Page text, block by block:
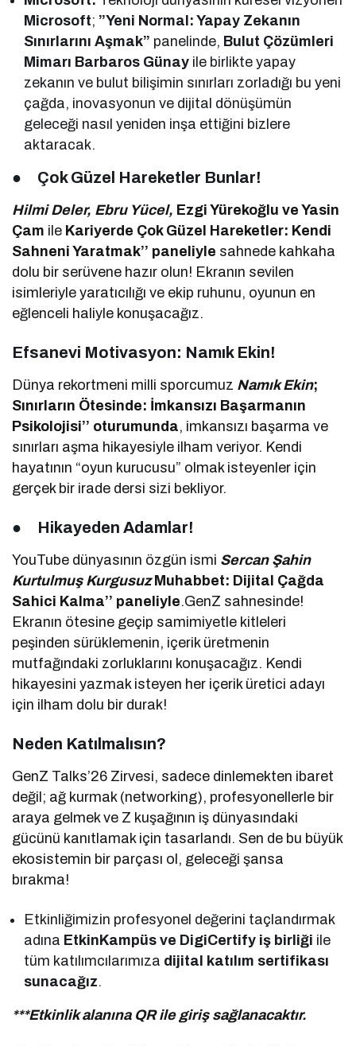
Microsoft; ”Yeni Normal: Yapay Zekanın
Sınırlarını Aşmak” panelinde, Bulut Çözümleri
Mimarı Barbaros Günay ile birlikte yapay
zekanın ve bulut bilişimin sınırları zorladığı bu yeni
çağda, inovasyonun ve dijital dönüşümün
geleceği nasıl yeniden inşa ettiğini bizlere
aktaracak.
● Çok Güzel Hareketler Bunlar!
Hilmi Deler, Ebru Yücel, Ezgi Yürekoğlu ve Yasin
Çam ile Kariyerde Çok Güzel Hareketler: Kendi
Sahneni Yaratmak’’ paneliyle sahnede kahkaha
dolu bir serüvene hazır olun! Ekranın sevilen
isimleriyle yaratıcılığı ve ekip ruhunu, oyunun en
eğlenceli haliyle konuşacağız.
Efsanevi Motivasyon: Namık Ekin!
Dünya rekortmeni milli sporcumuz Namık Ekin;
Sınırların Ötesinde: İmkansızı Başarmanın
Psikolojisi’’ oturumunda, imkansızı başarma ve
sınırları aşma hikayesiyle ilham veriyor. Kendi
hayatının “oyun kurucusu” olmak isteyenler için
gerçek bir irade dersi sizi bekliyor.
● Hikayeden Adamlar!
YouTube dünyasının özgün ismi Sercan Şahin
Kurtulmuş Kurgusuz Muhabbet: Dijital Çağda
Sahici Kalma’’ paneliyle.GenZ sahnesinde!
Ekranın ötesine geçip samimiyetle kitleleri
peşinden sürüklemenin, içerik üretmenin
mutfağındaki zorluklarını konuşacağız. Kendi
hikayesini yazmak isteyen her içerik üretici adayı
için ilham dolu bir durak!
Neden Katılmalısın?
GenZ Talks’26 Zirvesi, sadece dinlemekten ibaret
değil; ağ kurmak (networking), profesyonellerle bir
araya gelmek ve Z kuşağının iş dünyasındaki
gücünü kanıtlamak için tasarlandı. Sen de bu büyük
ekosistemin bir parçası ol, geleceği şansa
bırakma!
Etkinliğimizin profesyonel değerini taçlandırmak
adına EtkinKampüs ve DigiCertify iş birliği ile
tüm katılımcılarımıza dijital katılım sertifikası
sunacağız.
***Etkinlik alanına QR ile giriş sağlanacaktır.